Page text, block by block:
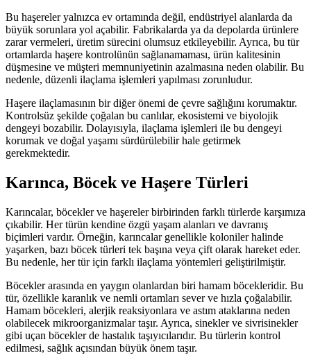
Bu haşereler yalnızca ev ortamında değil, endüstriyel alanlarda da
büyük sorunlara yol açabilir. Fabrikalarda ya da depolarda ürünlere
zarar vermeleri, üretim sürecini olumsuz etkileyebilir. Ayrıca, bu tür
ortamlarda haşere kontrolünün sağlanamaması, ürün kalitesinin
düşmesine ve müşteri memnuniyetinin azalmasına neden olabilir. Bu
nedenle, düzenli ilaçlama işlemleri yapılması zorunludur.
Haşere ilaçlamasının bir diğer önemi de çevre sağlığını korumaktır.
Kontrolsüz şekilde çoğalan bu canlılar, ekosistemi ve biyolojik
dengeyi bozabilir. Dolayısıyla, ilaçlama işlemleri ile bu dengeyi
korumak ve doğal yaşamı sürdürülebilir hale getirmek
gerekmektedir.
Karınca, Böcek ve Haşere Türleri
Karıncalar, böcekler ve haşereler birbirinden farklı türlerde karşımıza
çıkabilir. Her türün kendine özgü yaşam alanları ve davranış
biçimleri vardır. Örneğin, karıncalar genellikle koloniler halinde
yaşarken, bazı böcek türleri tek başına veya çift olarak hareket eder.
Bu nedenle, her tür için farklı ilaçlama yöntemleri geliştirilmiştir.
Böcekler arasında en yaygın olanlardan biri hamam böcekleridir. Bu
tür, özellikle karanlık ve nemli ortamları sever ve hızla çoğalabilir.
Hamam böcekleri, alerjik reaksiyonlara ve astım ataklarına neden
olabilecek mikroorganizmalar taşır. Ayrıca, sinekler ve sivrisinekler
gibi uçan böcekler de hastalık taşıyıcılarıdır. Bu türlerin kontrol
edilmesi, sağlık açısından büyük önem taşır.